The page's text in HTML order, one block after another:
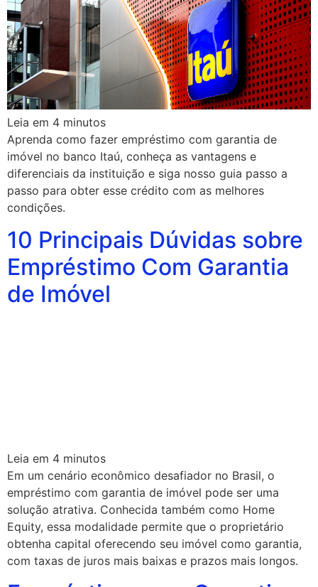
Leia em 4 minutos
Aprenda como fazer empréstimo com garantia de
imóvel no banco Itaú, conheça as vantagens e
diferenciais da instituição e siga nosso guia passo a
passo para obter esse crédito com as melhores
condições.
10 Principais Dúvidas sobre
Empréstimo Com Garantia
de Imóvel
Leia em 4 minutos
Em um cenário econômico desafiador no Brasil, o
empréstimo com garantia de imóvel pode ser uma
solução atrativa. Conhecida também como Home
Equity, essa modalidade permite que o proprietário
obtenha capital oferecendo seu imóvel como garantia,
com taxas de juros mais baixas e prazos mais longos.